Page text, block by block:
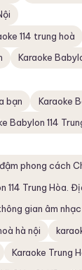
114 trung hoà
Karaoke
bạn
Karaoke
Babylon 114
phong cách
114 Trung Hòa.
gian âm
hà nội
Karaoke Trung